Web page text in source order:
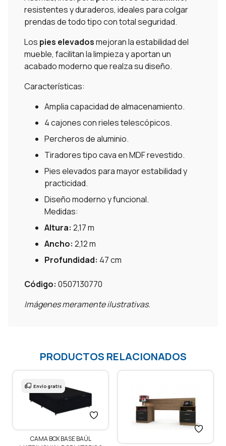
resistentes y duraderos, ideales para colgar
prendas de todo tipo con total seguridad.
Los pies elevadosmejoran la estabilidad del
mueble, facilitan la limpieza y aportan un
acabado moderno que realza su diseño.
Características:
Amplia capacidad de almacenamiento.
4 cajones con rieles telescópicos.
Percheros de aluminio.
Tiradores tipo cava en MDF revestido.
Pies elevados para mayor estabilidad y
practicidad.
Diseño moderno y funcional.
Medidas:
Altura: 2,17 m
Ancho: 2,12 m
Profundidad: 47 cm
Código: 0507130770
Imágenes meramente ilustrativas.
PRODUCTOS RELACIONADOS